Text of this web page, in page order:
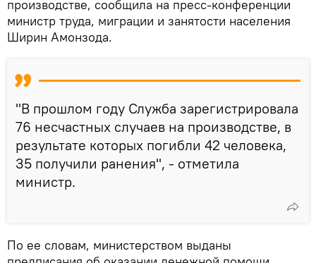
производстве, сообщила на пресс-конференции
министр труда, миграции и занятости населения
Ширин Амонзода.
"В прошлом году Служба зарегистрировала
76 несчастных случаев на производстве, в
результате которых погибли 42 человека,
35 получили ранения", - отметила
министр.
По ее словам, министерством выданы